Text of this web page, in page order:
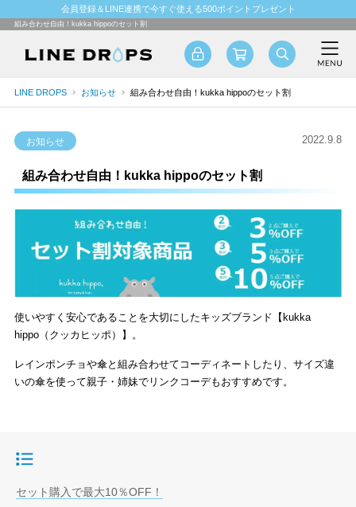
会員登録＆LINE連携で今すぐ使える500ポイントプレゼント
組み合わせ自由！kukka hippoのセット割
LINE DROPS お知らせ 組み合わせ自由！kukka hippoのセット割
お知らせ 2022.9.8
組み合わせ自由！kukka hippoのセット割
使いやすく安心であることを大切にしたキッズブランド【kukka
hippo（クッカヒッポ）】。
レインポンチョや傘と組み合わせてコーディネートしたり、サイズ違
いの傘を使って親子・姉妹でリンクコーデもおすすめです。
セット購入で最大10％OFF！